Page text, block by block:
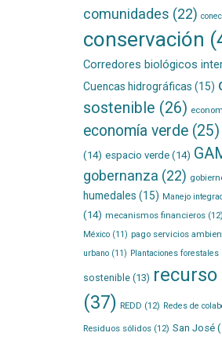
comunidades (22)
conservación
Corredores biológicos
Cuencas hidrográficas (15)
sostenible (26)
economía verde(25)
(14) espacio verde(14)
gobernanza (22)
humedales (15) Manejo
(14) mecanismos financieros(12)
México(11) pago servicios
urbano(11) Plantaciones forestales
sostenible(13)
(37) REDD (12) Redes de
Residuos sólidos(12) San José